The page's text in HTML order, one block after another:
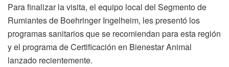
Para finalizar la visita, el equipo local del Segmento de
Rumiantes de Boehringer Ingelheim, les presentó los
programas sanitarios que se recomiendan para esta región
y el programa de Certificación en Bienestar Animal
lanzado recientemente.